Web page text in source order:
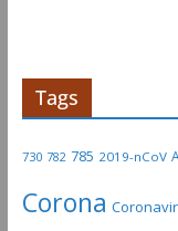
Tags
730 782 785 2019-nCoV
Corona